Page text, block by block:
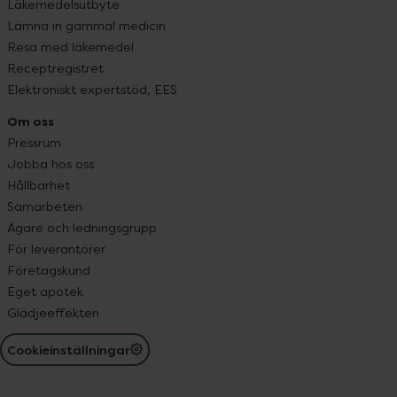
Läkemedelsutbyte
Lämna in gammal medicin
Resa med läkemedel
Receptregistret
Elektroniskt expertstöd, EES
Om oss
Pressrum
Jobba hos oss
Hållbarhet
Samarbeten
Ägare och ledningsgrupp
För leverantörer
Företagskund
Eget apotek
Glädjeeffekten
Cookieinställningar